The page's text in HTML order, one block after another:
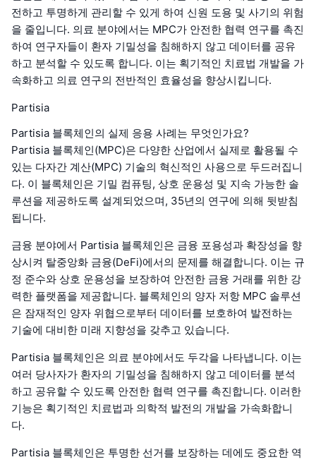
전하고 투명하게 관리할 수 있게 하여 신원 도용 및 사기의 위험
을 줄입니다. 의료 분야에서는 MPC가 안전한 협력 연구를 촉진
하여 연구자들이 환자 기밀성을 침해하지 않고 데이터를 공유
하고 분석할 수 있도록 합니다. 이는 획기적인 치료법 개발을 가
속화하고 의료 연구의 전반적인 효율성을 향상시킵니다.
Partisia
Partisia 블록체인의 실제 응용 사례는 무엇인가요?
Partisia 블록체인(MPC)은 다양한 산업에서 실제로 활용될 수
있는 다자간 계산(MPC) 기술의 혁신적인 사용으로 두드러집니
다. 이 블록체인은 기밀 컴퓨팅, 상호 운용성 및 지속 가능한 솔
루션을 제공하도록 설계되었으며, 35년의 연구에 의해 뒷받침
됩니다.
금융 분야에서 Partisia 블록체인은 금융 포용성과 확장성을 향
상시켜 탈중앙화 금융(DeFi)에서의 문제를 해결합니다. 이는 규
정 준수와 상호 운용성을 보장하여 안전한 금융 거래를 위한 강
력한 플랫폼을 제공합니다. 블록체인의 양자 저항 MPC 솔루션
은 잠재적인 양자 위협으로부터 데이터를 보호하여 발전하는
기술에 대비한 미래 지향성을 갖추고 있습니다.
Partisia 블록체인은 의료 분야에서도 두각을 나타냅니다. 이는
여러 당사자가 환자의 기밀성을 침해하지 않고 데이터를 분석
하고 공유할 수 있도록 안전한 협력 연구를 촉진합니다. 이러한
기능은 획기적인 치료법과 의학적 발전의 개발을 가속화합니
다.
Partisia 블록체인은 투명한 선거를 보장하는 데에도 중요한 역